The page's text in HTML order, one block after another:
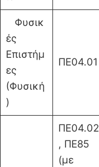
Φυσικ
ές
Επιστήμ
ες
(Φυσική
)
ΠΕ04.01
ΠΕ04.02
, ΠΕ85
(με